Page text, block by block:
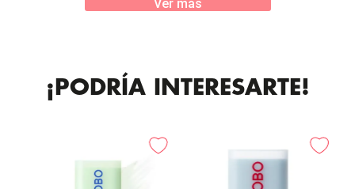
Ver más
¡PODRÍA INTERESARTE!